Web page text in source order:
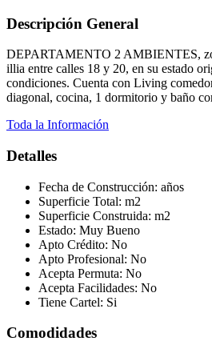
Descripción General
DEPARTAMENTO 2 AMBIENTES,
illia entre calles 18 y 20, en su estado
condiciones. Cuenta con Living
diagonal, cocina, 1 dormitorio y baño
Toda la Información
Detalles
Fecha de Construcción: años
Superficie Total: m2
Superficie Construida: m2
Estado: Muy Bueno
Apto Crédito: No
Apto Profesional: No
Acepta Permuta: No
Acepta Facilidades: No
Tiene Cartel: Si
Comodidades